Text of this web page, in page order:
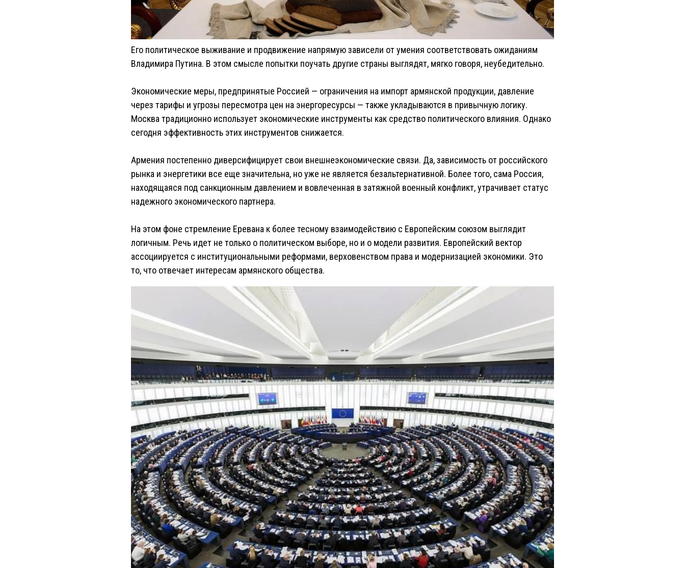
Его политическое выживание и продвижение напрямую зависели от умения соответствовать ожиданиям
Владимира Путина. В этом смысле попытки поучать другие страны выглядят, мягко говоря, неубедительно.
Экономические меры, предпринятые Россией — ограничения на импорт армянской продукции, давление
через тарифы и угрозы пересмотра цен на энергоресурсы — также укладываются в привычную логику.
Москва традиционно использует экономические инструменты как средство политического влияния. Однако
сегодня эффективность этих инструментов снижается.
Армения постепенно диверсифицирует свои внешнеэкономические связи. Да, зависимость от российского
рынка и энергетики все еще значительна, но уже не является безальтернативной. Более того, сама Россия,
находящаяся под санкционным давлением и вовлеченная в затяжной военный конфликт, утрачивает статус
надежного экономического партнера.
На этом фоне стремление Еревана к более тесному взаимодействию с Европейским союзом выглядит
логичным. Речь идет не только о политическом выборе, но и о модели развития. Европейский вектор
ассоциируется с институциональными реформами, верховенством права и модернизацией экономики. Это
то, что отвечает интересам армянского общества.